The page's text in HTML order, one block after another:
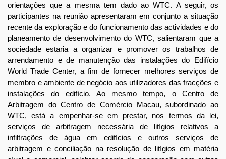
orientações que a mesma tem dado ao WTC. A seguir, os
participantes na reunião apresentaram em conjunto a situação
recente da exploração e do funcionamento das actividades e do
planeamento de desenvolvimento do WTC, salientaram que a
sociedade estaria a organizar e promover os trabalhos de
arrendamento e de manutenção das instalações do Edifício
World Trade Center, a fim de fornecer melhores serviços de
membro e ambiente de negócio aos utilizadores das fracções e
instalações do edifício. Ao mesmo tempo, o Centro de
Arbitragem do Centro de Comércio Macau, subordinado ao
WTC, está a empenhar-se em prestar, nos termos da lei,
serviços de arbitragem necessária de litígios relativos a
infiltrações de água em edifícios e outros serviços de
arbitragem e conciliação na resolução de litígios em matéria